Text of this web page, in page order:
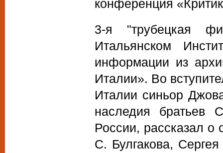
конференция
3-я "трубецкая
Итальянском
информации из
Италии». Во
Италии синьор
наследия братьев
России, рассказал о
С. Булгакова,